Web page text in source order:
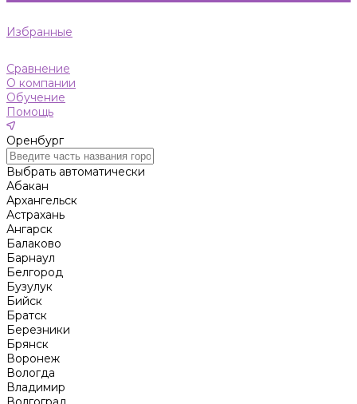
Избранные
Сравнение
О компании
Обучение
Помощь
Оренбург
Выбрать автоматически
Абакан
Архангельск
Астрахань
Ангарск
Балаково
Барнаул
Белгород
Бузулук
Бийск
Братск
Березники
Брянск
Воронеж
Вологда
Владимир